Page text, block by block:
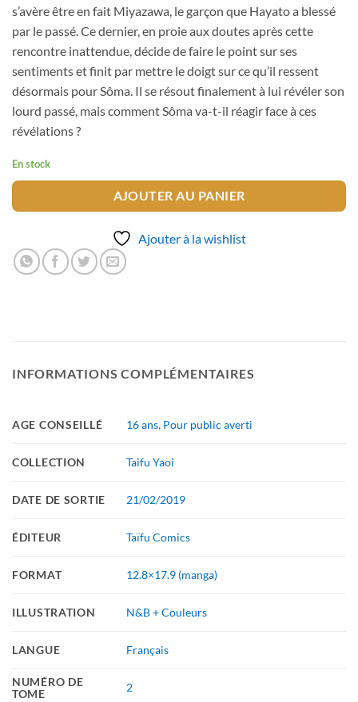
s’avère être en fait Miyazawa, le garçon que Hayato a blessé
par le passé. Ce dernier, en proie aux doutes après cette
rencontre inattendue, décide de faire le point sur ses
sentiments et finit par mettre le doigt sur ce qu’il ressent
désormais pour Sôma. Il se résout finalement à lui révéler son
lourd passé, mais comment Sôma va-t-il réagir face à ces
révélations ?
En stock
AJOUTER AU PANIER
Ajouter à la wishlist
INFORMATIONS COMPLÉMENTAIRES
AGE CONSEILLÉ 16 ans, Pour public averti
COLLECTION Taifu Yaoi
DATE DE SORTIE 21/02/2019
ÉDITEUR Taïfu Comics
FORMAT 12.8×17.9 (manga)
ILLUSTRATION N&B + Couleurs
LANGUE Français
NUMÉRO DE
TOME
2